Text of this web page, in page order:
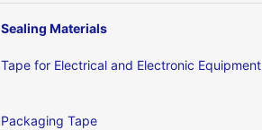
Sealing Materials
Tape for Electrical and Electronic Equipment
Packaging Tape